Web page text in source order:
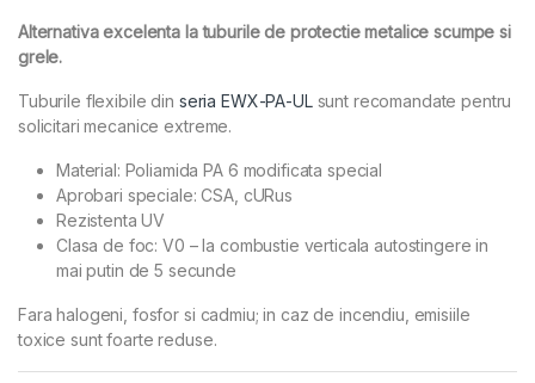
Alternativa excelenta la tuburile de protectie metalice scumpe si
grele.
Tuburile flexibile din seria EWX-PA-ULsunt recomandate pentru
solicitari mecanice extreme.
Material: Poliamida PA 6 modificata special
Aprobari speciale: CSA, cURus
Rezistenta UV
Clasa de foc: V0 – la combustie verticala autostingere in
mai putin de 5 secunde
Fara halogeni, fosfor si cadmiu; in caz de incendiu, emisiile
toxice sunt foarte reduse.